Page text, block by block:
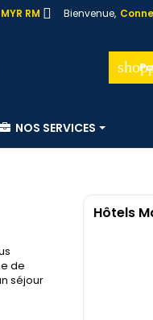
Bienvenue,
MYR RM 
NOS SERVICES
de
séjour
Hôtels